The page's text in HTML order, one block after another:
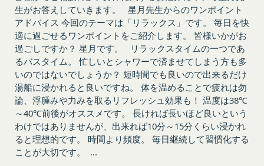
生がお答えしていきます。 星月先生からのワンポイント
アドバイス 今回のテーマは「リラックス」です。 毎日を快
適に過ごせるワンポイントをご紹介します。 皆様いかがお
過ごしですか？ 星月です。 リラックスタイムの一つであ
るバスタイム。 忙しいとシャワーで済ませてしまう方も多
いのではないでしょうか？ 短時間でも良いので出来るだけ
湯船に浸かれると良いですね。 体を温めることで疲れは勿
論、浮腫みや力みを取るリフレッシュ効果も！ 温度は38℃
～40℃前後がオススメです。 長ければ長いほど良いという
わけではありませんが、出来れば10分～15分くらい浸かれ
ると理想的です。 時間より頻度。 毎日継続して習慣化する
ことが大切です。 ...
となく変更することがあります。変更後の本ポリシ
ーについては、当社が別途定める場合を除いて、当
社ウェブサイトでの公示後、すぐに効力が発生する
ものとします。但し、法令上お客様の同意が必要と
なるような内容の変更を行うときは、当社が定める
方法により、お客様の同意を取得するものとしま
す。
その他の注意事項
当社が提供するサービスは、当社が管理するサービ
ス以外のサービスへのリンクを含む場合があり、こ
れら外部サービスにおける内容や利用者情報の保護
員情報を入力する行為
本サービスの運営を妨害するおそれのある行為
または本サービスに支障を生じさせるおそれの
ある行為
当社または第三者の財産権、プライバシー権、
著作権等の知的財産権、その他の権利または利
益を侵害する行為
当社または第三者を誹謗、中傷する行為
当社もしくは第三者に対して、迷惑、不利益ま
たは損害を与える行為
お客様IDおよびパスワードを不正に使用する行